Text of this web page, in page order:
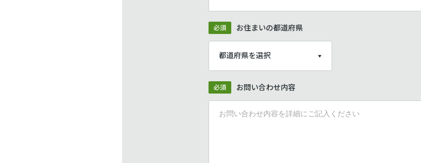
必須 お住まいの都道府県
必須 お問い合わせ内容